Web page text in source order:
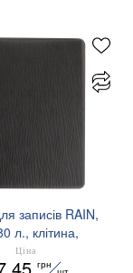
записів RAIN,
л., клітина,
обкладинка,
BM.24652152
Ціна
грн